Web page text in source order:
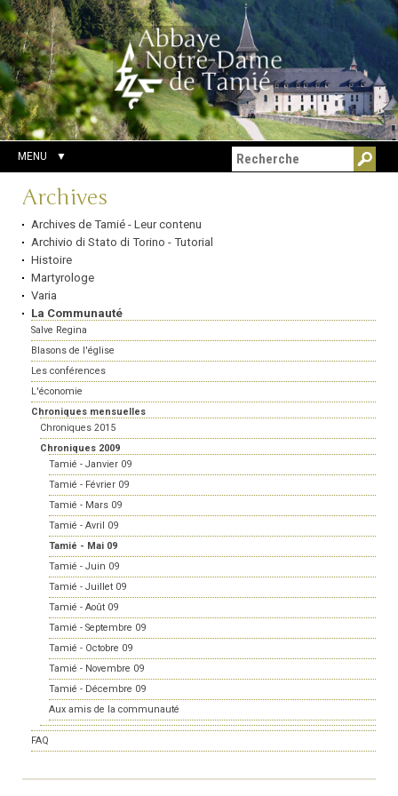
Aller
au
contenu.
|
Aller
à
la
navigation
Outils
personnels
Chercher par
Recherche
avancée…
MENU
Navigation
Archives
Archives de Tamié - Leur contenu
Archivio di Stato di Torino - Tutorial
Histoire
Martyrologe
Varia
La Communauté
Salve Regina
Blasons de l'église
Les conférences
L'économie
Chroniques mensuelles
Chroniques 2015
Chroniques 2009
Tamié - Janvier 09
Tamié - Février 09
Tamié - Mars 09
Tamié - Avril 09
Tamié - Mai 09
Tamié - Juin 09
Tamié - Juillet 09
Tamié - Août 09
Tamié - Septembre 09
Tamié - Octobre 09
Tamié - Novembre 09
Tamié - Décembre 09
Aux amis de la communauté
FAQ